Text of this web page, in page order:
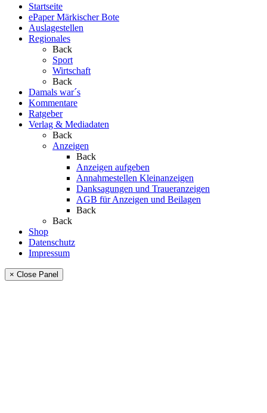
Startseite
ePaper Märkischer Bote
Auslagestellen
Regionales
Back
Sport
Wirtschaft
Back
Damals war´s
Kommentare
Ratgeber
Verlag & Mediadaten
Back
Anzeigen
Back
Anzeigen aufgeben
Annahmestellen Kleinanzeigen
Danksagungen und Traueranzeigen
AGB für Anzeigen und Beilagen
Back
Back
Shop
Datenschutz
Impressum
× Close Panel